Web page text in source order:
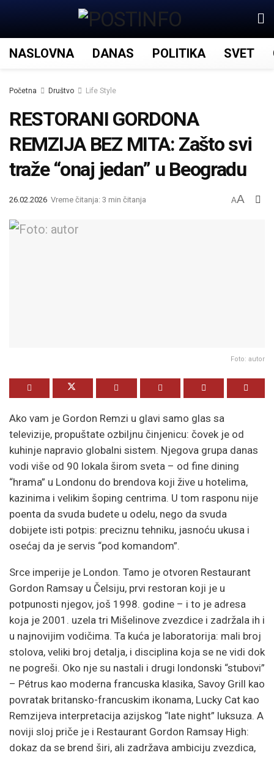
NASLOVNA DANAS POLITIKA SVET
Početna Društvo Life Style
RESTORANI GORDONA
REMZIJA BEZ MITA: Zašto svi
traže “onaj jedan” u Beogradu
26.02.2026 Vreme čitanja: 3 min čitanja AA
Foto: autor
Ako vam je Gordon Remzi u glavi samo glas sa
televizije, propuštate ozbiljnu činjenicu: čovek je od
kuhinje napravio globalni sistem. Njegova grupa danas
vodi više od 90 lokala širom sveta – od fine dining
“hrama” u Londonu do brendova koji žive u hotelima,
kazinima i velikim šoping centrima. U tom rasponu nije
poenta da svuda budete u odelu, nego da svuda
dobijete isti potpis: preciznu tehniku, jasnoću ukusa i
osećaj da je servis “pod komandom”.
Srce imperije je London. Tamo je otvoren Restaurant
Gordon Ramsay u Čelsiju, prvi restoran koji je u
potpunosti njegov, još 1998. godine – i to je adresa
koja je 2001. uzela tri Mišelinove zvezdice i zadržala ih i
u najnovijim vodičima. Ta kuća je laboratorija: mali broj
stolova, veliki broj detalja, i disciplina koja se ne vidi dok
ne pogreši. Oko nje su nastali i drugi londonski “stubovi”
– Pétrus kao moderna francuska klasika, Savoy Grill kao
povratak britansko-francuskim ikonama, Lucky Cat kao
Remzijeva interpretacija azijskog “late night” luksuza. A
noviji sloj priče je i Restaurant Gordon Ramsay High:
dokaz da se brend širi, ali zadržava ambiciju zvezdica,